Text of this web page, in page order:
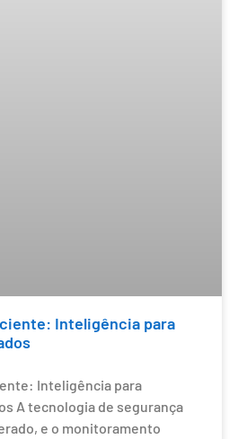
Inteligência para
Inteligência para
A tecnologia de segurança
e o monitoramento